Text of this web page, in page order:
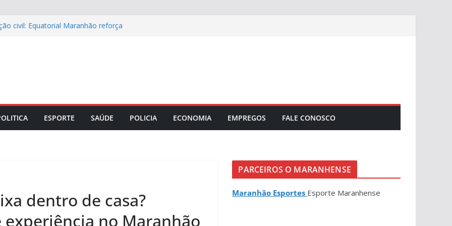
civil: Equatorial Maranhão reforça
discutem parceria com a
portando anfetaminas durante
em Imperatriz (MA)
ESPORTE SAÚDE POLICIA ECONOMIA EMPREGOS FALE CONOSCO
dentro de casa?
no Maranhão
PARCEIROS O MARANHENSE
Maranhão Esportes Esporte Maranhense